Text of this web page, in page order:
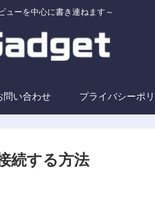
ューを中心に書き連ねます～
問い合わせ プライバシーポ
続する方法